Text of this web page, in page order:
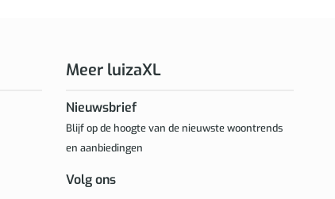
Meer luizaXL
Nieuwsbrief
Blijf op de hoogte van de nieuwste woontrends
en aanbiedingen
Volg ons